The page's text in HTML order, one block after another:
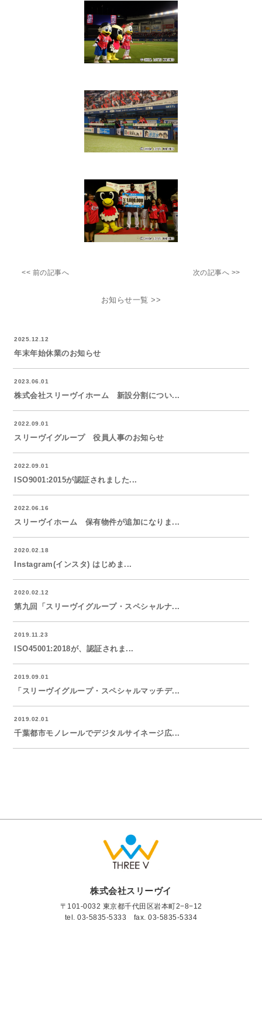
<< 前の記事へ 次の記事へ >>
お知らせ一覧 >>
2025.12.12
年末年始休業のお知らせ
2023.06.01
株式会社スリーヴイホーム 新設分割につい...
2022.09.01
スリーヴイグループ 役員人事のお知らせ
2022.09.01
ISO9001:2015が認証されました...
2022.06.16
スリーヴイホーム 保有物件が追加になりま...
2020.02.18
Instagram(インスタ) はじめま...
2020.02.12
第九回「スリーヴイグループ・スペシャルナ...
2019.11.23
ISO45001:2018が、認証されま...
2019.09.01
「スリーヴイグループ・スペシャルマッチデ...
2019.02.01
千葉都市モノレールでデジタルサイネージ広...
株式会社スリーヴイ
〒101-0032 東京都千代田区岩本町2−8−12
tel.03-5835-5333 fax. 03-5835-5334